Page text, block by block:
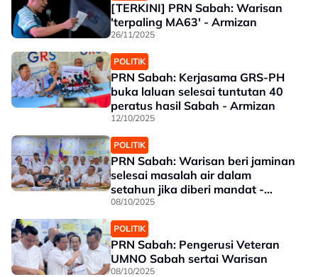
[TERKINI] PRN Sabah: Warisan
'terpaling MA63' - Armizan
26/11/2025
POLITIK
PRN Sabah: Kerjasama GRS-PH
buka laluan selesai tuntutan 40
peratus hasil Sabah - Armizan
12/10/2025
POLITIK
PRN Sabah: Warisan beri jaminan
selesai masalah air dalam
setahun jika diberi mandat -
Shafie
08/10/2025
POLITIK
PRN Sabah: Pengerusi Veteran
UMNO Sabah sertai Warisan
08/10/2025